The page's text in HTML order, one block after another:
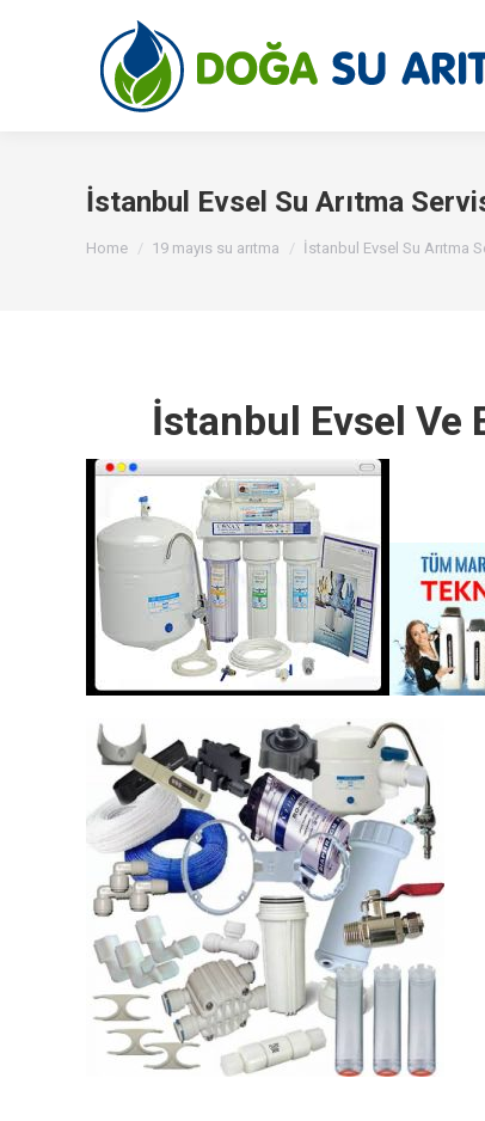
İstanbul Evsel Su Arıtma
You are here:
Home 19 mayıs su arıtma İstanbul Evsel Su Arıtma
İstanbul Evsel Ve